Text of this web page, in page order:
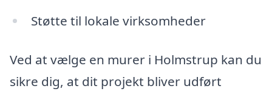
Støtte til lokale virksomheder
Ved at vælge en murer i Holmstrup kan du
sikre dig, at dit projekt bliver udført